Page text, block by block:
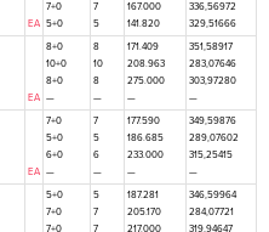
EA
7+0
5+0
7
5
167.000
141.820
336,56972
329,51666
EA
8+0
10+0
8+0
—
8
10
8
—
171.409
208.963
275.000
—
351,58917
283,07646
303,97280
—
EA
7+0
5+0
6+0
—
7
5
6
—
177.590
186.685
233.000
—
349,59876
289,07602
315,25415
—
5+0
7+0
7+0
5
7
7
187.281
205.170
217.000
346,59964
284,07721
319,94647